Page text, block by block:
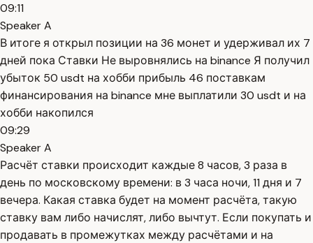
09:11
Speaker A
В итоге я открыл позиции на 36 монет и удерживал их 7
дней пока Ставки Не выровнялись на binance Я получил
убыток 50 usdt на хобби прибыль 46 поставкам
финансирования на binance мне выплатили 30 usdt и на
хобби накопился
09:29
Speaker A
Расчёт ставки происходит каждые 8 часов, 3 раза в
день по московскому времени: в 3 часа ночи, 11 дня и 7
вечера. Какая ставка будет на момент расчёта, такую
ставку вам либо начислят, либо вычтут. Если покупать и
продавать в промежутках между расчётами и на